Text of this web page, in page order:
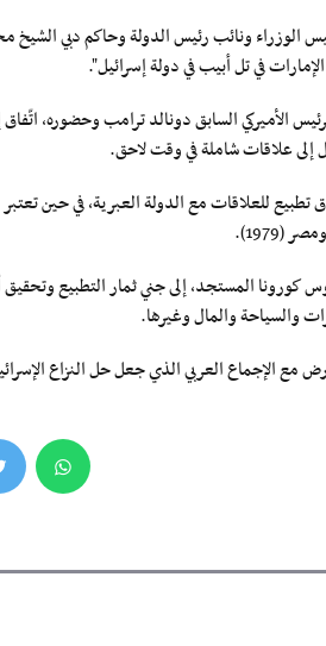
الوزراء ونائب رئيس الدولة وحاكم دبي الشيخ
في تل أبيب في دولة إسرائيل".
برعاية الرئيس الأميركي السابق دونالد ترامب وحضوره،
إلى علاقات شاملة في وقت لاحق.
للعلاقات مع الدولة العبرية، في حين
كورونا المستجد، إلى جني ثمار التطبيع
والسياحة والمال وغيرها.
مع الإجماع العربي الذي جعل حل النزاع